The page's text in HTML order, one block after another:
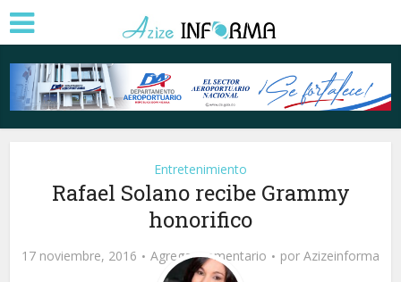
Entretenimiento
Rafael Solano recibe Grammy
honorifico
17 noviembre, 2016 Agregar comentario por Azizeinforma